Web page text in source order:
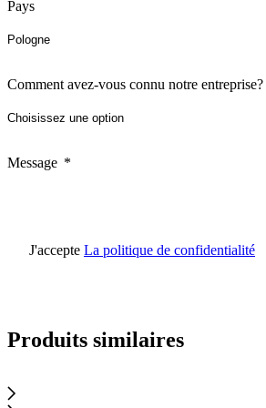
Pays
Comment avez-vous connu notre entreprise?
Message
J'accepte La politique de confidentialité
Produits similaires